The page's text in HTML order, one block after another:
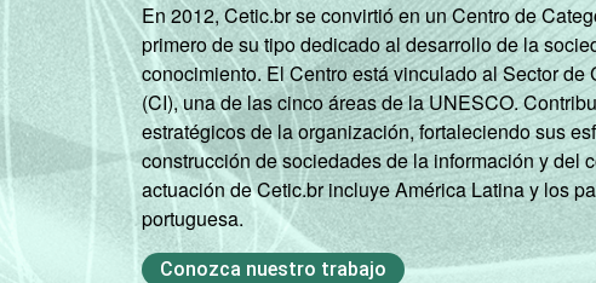
En 2012, Cetic.br se convirtió en un Centro de
primero de su tipo dedicado al desarrollo de la
conocimiento. El Centro está vinculado al Sector de
(CI), una de las cinco áreas de la UNESCO.
estratégicos de la organización, fortaleciendo sus
construcción de sociedades de la información y del
actuación de Cetic.br incluye América Latina y los
portuguesa.
Conozca nuestro trabajo